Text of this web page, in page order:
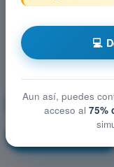
💻
Aun así, puedes
acceso al 75%